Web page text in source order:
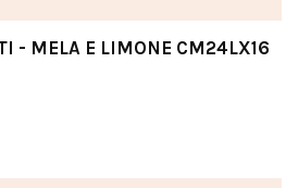
- MELA E LIMONE CM24LX16